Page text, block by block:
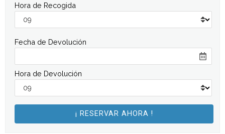
Hora de Recogida
Fecha de Devolución
Hora de Devolución